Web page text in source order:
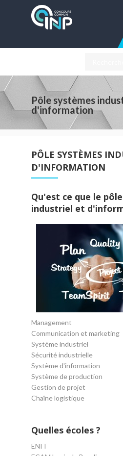
Pôle systèmes
d'information
PÔLE SYSTÈMES
D'INFORMATION
Qu'est ce que le
industriel et
Management
Communication et marketing
Système industriel
Sécurité industrielle
Système d'information
Système de production
Gestion de projet
Chaîne logistique
Quelles écoles ?
ENIT